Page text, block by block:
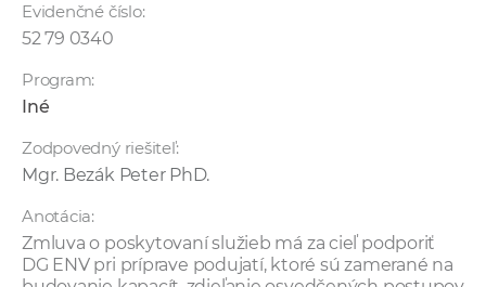
Evidenčné číslo:
52 79 0340
Program:
Iné
Zodpovedný riešiteľ:
Mgr. Bezák Peter PhD.
Anotácia:
Zmluva o poskytovaní služieb má za cieľ podporiť
DG ENV pri príprave podujatí, ktoré sú zamerané na